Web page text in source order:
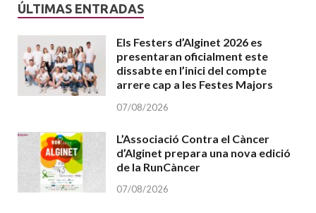
ÚLTIMAS ENTRADAS
Els Festers d’Alginet 2026 es
presentaran oficialment este
dissabte en l’inici del compte
arrere cap a les Festes Majors
07/08/2026
L’Associació Contra el Càncer
d’Alginet prepara una nova edició
de la RunCàncer
07/08/2026